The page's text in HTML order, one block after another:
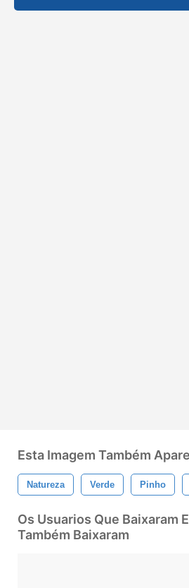
Esta Imagem Também
Natureza Verde Pinho
Os Usuarios Que Baixaram
Também Baixaram